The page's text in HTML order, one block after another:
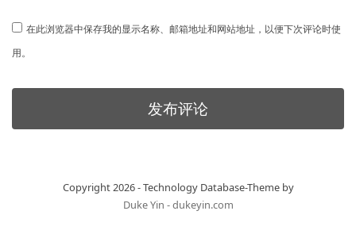
在此浏览器中保存我的显示名称、邮箱地址和网站地址，以便下次评论时使
用。
Copyright 2026 - Technology Database-Theme by
Duke Yin - dukeyin.com